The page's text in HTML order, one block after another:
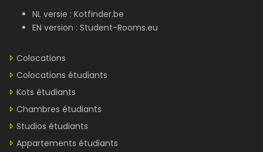
NL versie : Kotfinder.be
EN version : Student-Rooms.eu
Colocations
Colocations étudiants
Kots étudiants
Chambres étudiants
Studios étudiants
Appartements étudiants